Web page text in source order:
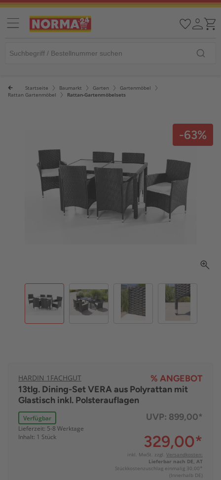
Startseite Baumarkt Garten
Gartenmöbel
Rattan Gartenmöbel
Rattan-Gartenmöbelsets
-63%
HARDIN 1FACHGUT
% ANGEBOT
13tlg. Dining-Set VERA aus Polyrattan mit
Glastisch inkl. Polsterauflagen
Verfügbar
Lieferzeit: 5-8 Werktage
Inhalt: 1 Stück
UVP: 899,00*
329,00*
inkl. MwSt. zzgl. Versandkosten:
Lieferbar nach DE, AT
Stückkostenzuschlag einmalig 30,00*
(Innerhalb DE)